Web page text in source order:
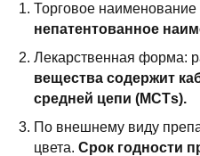
Торговое наименование
непатентованное
Лекарственная форма:
вещества содержит
средней цепи (MCТs).
По внешнему виду
цвета. Срок годности